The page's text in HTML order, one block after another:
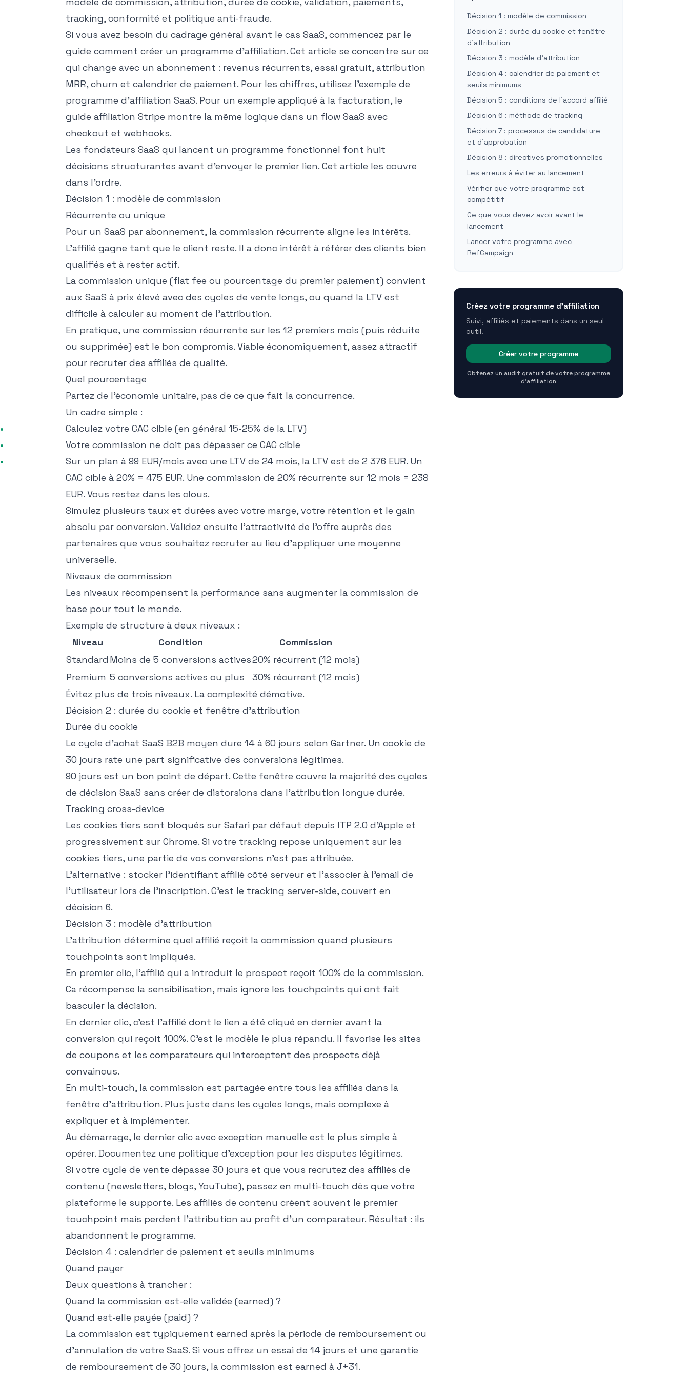
tracking, conformité et politique anti-fraude.
Si vous avez besoin du cadrage général avant le cas SaaS, commencez par le
guide comment créer un programme d'affiliation. Cet article se concentre sur ce
qui change avec un abonnement : revenus récurrents, essai gratuit, attribution
MRR, churn et calendrier de paiement. Pour les chiffres, utilisez l'exemple de
programme d'affiliation SaaS. Pour un exemple appliqué à la facturation, le
guide affiliation Stripe montre la même logique dans un flow SaaS avec
checkout et webhooks.
Les fondateurs SaaS qui lancent un programme fonctionnel font huit
décisions structurantes avant d'envoyer le premier lien. Cet article les couvre
dans l'ordre.
Décision 1 : modèle de commission
Récurrente ou unique
Pour un SaaS par abonnement, la commission récurrente aligne les intérêts.
L'affilié gagne tant que le client reste. Il a donc intérêt à référer des clients bien
qualifiés et à rester actif.
La commission unique (flat fee ou pourcentage du premier paiement) convient
aux SaaS à prix élevé avec des cycles de vente longs, ou quand la LTV est
difficile à calculer au moment de l'attribution.
En pratique, une commission récurrente sur les 12 premiers mois (puis réduite
ou supprimée) est le bon compromis. Viable économiquement, assez attractif
pour recruter des affiliés de qualité.
Quel pourcentage
Partez de l'économie unitaire, pas de ce que fait la concurrence.
Un cadre simple :
Calculez votre CAC cible (en général 15-25% de la LTV)
Votre commission ne doit pas dépasser ce CAC cible
Sur un plan à 99 EUR/mois avec une LTV de 24 mois, la LTV est de 2 376 EUR. Un
CAC cible à 20% = 475 EUR. Une commission de 20% récurrente sur 12 mois = 238
EUR. Vous restez dans les clous.
Simulez plusieurs taux et durées avec votre marge, votre rétention et le gain
absolu par conversion. Validez ensuite l'attractivité de l'offre auprès des
partenaires que vous souhaitez recruter au lieu d'appliquer une moyenne
universelle.
Niveaux de commission
Les niveaux récompensent la performance sans augmenter la commission de
base pour tout le monde.
Exemple de structure à deux niveaux :
Niveau
Condition
Commission
Standard Moins de 5 conversions actives20% récurrent (12 mois)
Premium 5 conversions actives ou plus
30% récurrent (12 mois)
Évitez plus de trois niveaux. La complexité démotive.
Décision 2 : durée du cookie et fenêtre d'attribution
Durée du cookie
Le cycle d'achat SaaS B2B moyen dure 14 à 60 jours selon Gartner. Un cookie de
30 jours rate une part significative des conversions légitimes.
90 jours est un bon point de départ. Cette fenêtre couvre la majorité des cycles
de décision SaaS sans créer de distorsions dans l'attribution longue durée.
Tracking cross-device
Les cookies tiers sont bloqués sur Safari par défaut depuis ITP 2.0 d'Apple et
progressivement sur Chrome. Si votre tracking repose uniquement sur les
cookies tiers, une partie de vos conversions n'est pas attribuée.
L'alternative : stocker l'identifiant affilié côté serveur et l'associer à l'email de
l'utilisateur lors de l'inscription. C'est le tracking server-side, couvert en
décision 6.
Décision 3 : modèle d'attribution
L'attribution détermine quel affilié reçoit la commission quand plusieurs
touchpoints sont impliqués.
En premier clic, l'affilié qui a introduit le prospect reçoit 100% de la commission.
Ca récompense la sensibilisation, mais ignore les touchpoints qui ont fait
basculer la décision.
En dernier clic, c'est l'affilié dont le lien a été cliqué en dernier avant la
conversion qui reçoit 100%. C'est le modèle le plus répandu. Il favorise les sites
de coupons et les comparateurs qui interceptent des prospects déjà
convaincus.
En multi-touch, la commission est partagée entre tous les affiliés dans la
fenêtre d'attribution. Plus juste dans les cycles longs, mais complexe à
expliquer et à implémenter.
Au démarrage, le dernier clic avec exception manuelle est le plus simple à
opérer. Documentez une politique d'exception pour les disputes légitimes.
Si votre cycle de vente dépasse 30 jours et que vous recrutez des affiliés de
contenu (newsletters, blogs, YouTube), passez en multi-touch dès que votre
plateforme le supporte. Les affiliés de contenu créent souvent le premier
touchpoint mais perdent l'attribution au profit d'un comparateur. Résultat : ils
abandonnent le programme.
Décision 4 : calendrier de paiement et seuils minimums
Quand payer
Deux questions à trancher :
Quand la commission est-elle validée (earned) ?
Quand est-elle payée (paid) ?
La commission est typiquement earned après la période de remboursement ou
d'annulation de votre SaaS. Si vous offrez un essai de 14 jours et une garantie
de remboursement de 30 jours, la commission est earned à J+31.
Décision 1 : modèle de commission
Décision 2 : durée du cookie et fenêtre
d'attribution
Décision 3 : modèle d'attribution
Décision 4 : calendrier de paiement et
seuils minimums
Décision 5 : conditions de l'accord affilié
Décision 6 : méthode de tracking
Décision 7 : processus de candidature
et d'approbation
Décision 8 : directives promotionnelles
Les erreurs à éviter au lancement
Vérifier que votre programme est
compétitif
Ce que vous devez avoir avant le
lancement
Lancer votre programme avec
RefCampaign
Créez votre programme d'affiliation
Suivi, affiliés et paiements dans un seul
outil.
Créer votre programme
Obtenez un audit gratuit de votre programme
d'affiliation